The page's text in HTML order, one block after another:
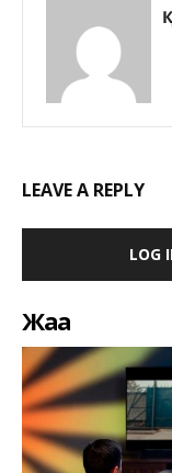
LEAVE A REPLY
LOG
Жаңа